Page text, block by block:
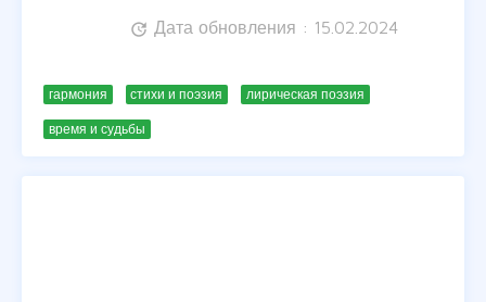
update Дата обновления : 15.02.2024
гармония стихи и поэзия лирическая поэзия
время и судьбы